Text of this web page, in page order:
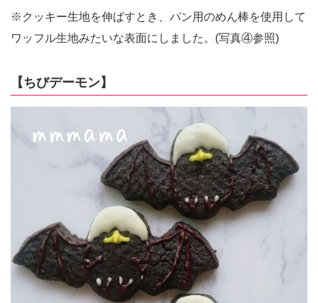
※クッキー生地を伸ばすとき、パン用のめん棒を使用して
ワッフル生地みたいな表面にしました。(写真④参照)
【ちびデーモン】